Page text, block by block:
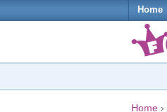
Home
Home ›